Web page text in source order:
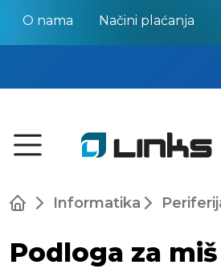
O nama Načini plaćanja
Informatika
Podloga za miš